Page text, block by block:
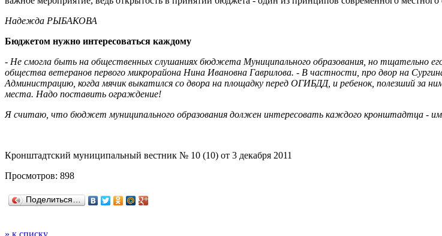
Надежда РЫБАКОВА
Бюджетом нужно интересоваться каждому
- Не смогла быть на общественных слушаниях бюджета Муниципального образования, но тщательно
общества ветеранов первого микрорайона Нина Ивановна Гаврилова. - В частности, про двор на
Администрацию, когда мячик выкатился со двора на площадку перед ОГИБДД, и ребенок, полезший за
места. Надо поставить ограждение!
Я считаю, что бюджет муниципального образования должен интересовать каждого кронштадтца -
Кронштадтский муниципальный вестник № 10 (10) от 3 декабря 2011
Просмотров: 898
Поделиться…